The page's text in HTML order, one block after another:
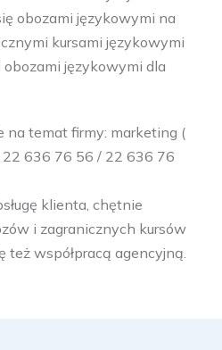
obozami językowymi na
kursami językowymi
obozami językowymi dla
na temat firmy: marketing (
22 636 76 56 / 22 636 76
klienta, chętnie
i zagranicznych kursów
też współpracą agencyjną.